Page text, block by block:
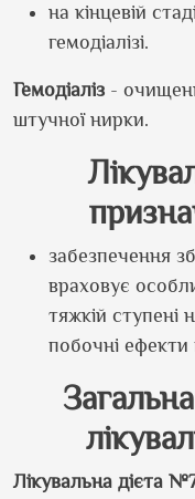
на кінцевій
гемодіалізі.
Гемодіаліз -
штучної нирки.
забезпечення
враховує
тяжкій ступені
побочні ефекти
Лікувальна дієта